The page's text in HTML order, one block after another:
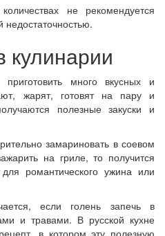
не рекомендуется
много вкусных и
жарят, готовят на пару и
полезные закуски и
замариновать в соевом
на гриле, то получится
романтического ужина или
если голень запечь в
и травами. В русской кухне
в котором эту полезную